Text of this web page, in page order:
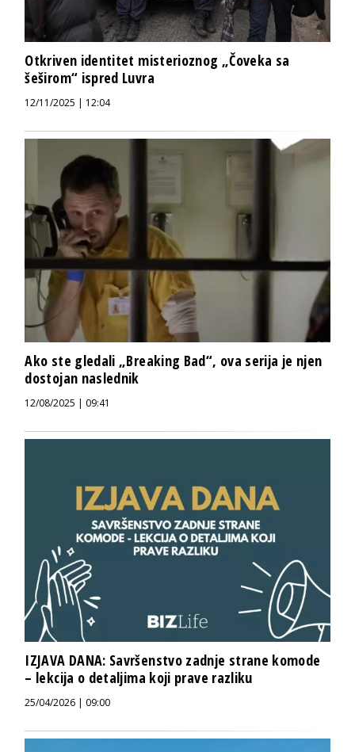
Otkriven identitet misterioznog „Čoveka sa
šeširom“ ispred Luvra
12/11/2025 | 12:04
Ako ste gledali „Breaking Bad“, ova serija je njen
dostojan naslednik
12/08/2025 | 09:41
IZJAVA DANA: Savršenstvo zadnje strane komode
– lekcija o detaljima koji prave razliku
25/04/2026 | 09:00